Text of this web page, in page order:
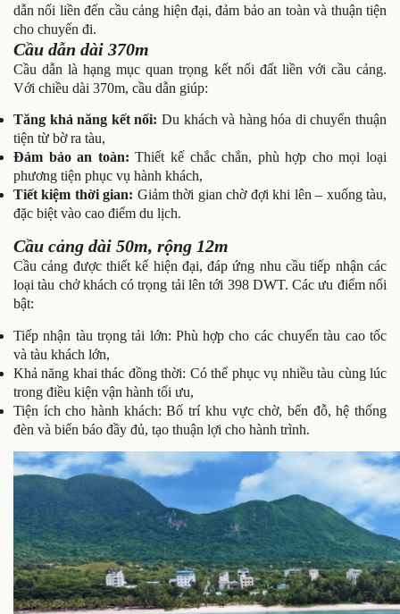
dẫn nối liền đến cầu cảng hiện đại, đảm bảo an toàn và thuận tiện
cho chuyến đi.
Cầu dẫn dài 370m
Cầu dẫn là hạng mục quan trọng kết nối đất liền với cầu cảng.
Với chiều dài 370m, cầu dẫn giúp:
Tăng khả năng kết nối: Du khách và hàng hóa di chuyển thuận
tiện từ bờ ra tàu,
Đảm bảo an toàn: Thiết kế chắc chắn, phù hợp cho mọi loại
phương tiện phục vụ hành khách,
Tiết kiệm thời gian: Giảm thời gian chờ đợi khi lên – xuống tàu,
đặc biệt vào cao điểm du lịch.
Cầu cảng dài 50m, rộng 12m
Cầu cảng được thiết kế hiện đại, đáp ứng nhu cầu tiếp nhận các
loại tàu chở khách có trọng tải lên tới 398 DWT. Các ưu điểm nổi
bật:
Tiếp nhận tàu trọng tải lớn: Phù hợp cho các chuyến tàu cao tốc
và tàu khách lớn,
Khả năng khai thác đồng thời: Có thể phục vụ nhiều tàu cùng lúc
trong điều kiện vận hành tối ưu,
Tiện ích cho hành khách: Bố trí khu vực chờ, bến đỗ, hệ thống
đèn và biển báo đầy đủ, tạo thuận lợi cho hành trình.